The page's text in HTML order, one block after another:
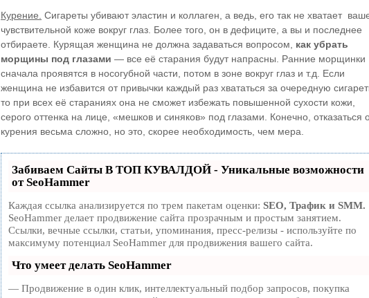
Курение. Сигареты убивают эластин и коллаген, а ведь, его так не хватает
чувствительной коже вокруг глаз. Более того, он в дефиците, а вы и последнее
отбираете. Курящая женщина не должна задаваться вопросом, как убрать
морщины под глазами — все её старания будут напрасны. Ранние морщинки
сначала проявятся в носогубной части, потом в зоне вокруг глаз и т.д. Если
женщина не избавится от привычки каждый раз хвататься за очередную
то при всех её стараниях она не сможет избежать повышенной сухости кожи,
серого оттенка на лице, «мешков и синяков» под глазами. Конечно, отказаться
курения весьма сложно, но это, скорее необходимость, чем мера.
Забиваем Сайты В ТОП КУВАЛДОЙ - Уникальные возможности
от SeoHammer
Каждая ссылка анализируется по трем пакетам оценки: SEO, Трафик и SMM.
SeoHammer делает продвижение сайта прозрачным и простым занятием.
Ссылки, вечные ссылки, статьи, упоминания, пресс-релизы - используйте по
максимуму потенциал SeoHammer для продвижения вашего сайта.
Что умеет делать SeoHammer
— Продвижение в один клик, интеллектуальный подбор запросов, покупка